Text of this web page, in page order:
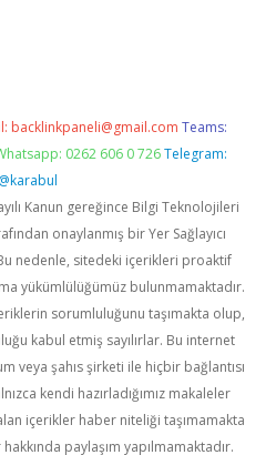
backlinkpaneli@gmail.com Teams:
0262 606 0 726 Telegram:
@karabul
Kanun gereğince Bilgi Teknolojileri
onaylanmış bir Yer Sağlayıcı
nedenle, sitedeki içerikleri proaktif
yükümlülüğümüz bulunmamaktadır.
sorumluluğunu taşımakta olup,
kabul etmiş sayılırlar. Bu internet
veya şahıs şirketi ile hiçbir bağlantısı
kendi hazırladığımız makaleler
içerikler haber niteliği taşımamakta
paylaşım yapılmamaktadır.